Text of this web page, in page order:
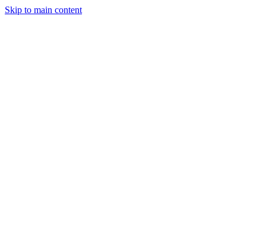
Skip to main content